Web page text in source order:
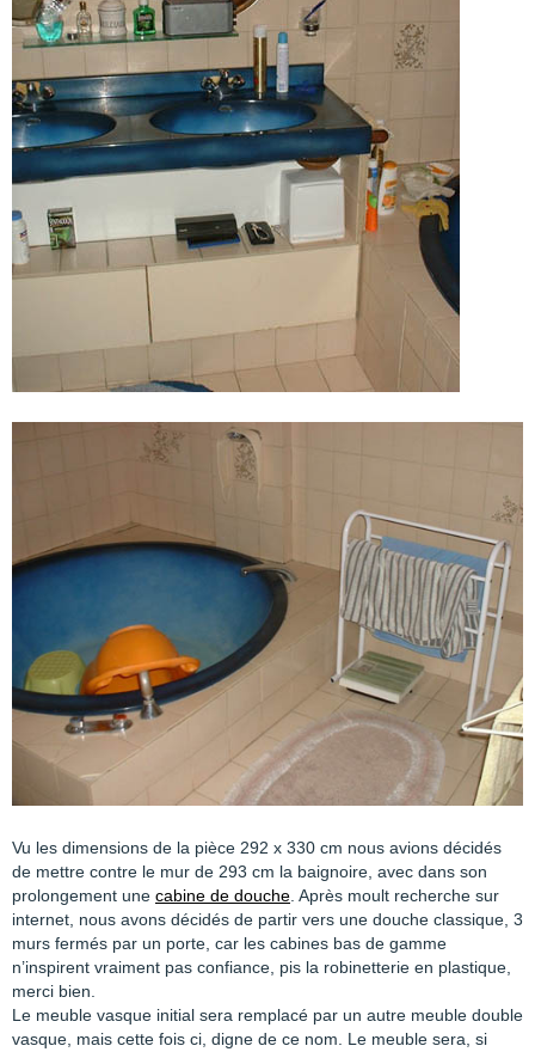
Vu les dimensions de la pièce 292 x 330 cm nous avions décidés
de mettre contre le mur de 293 cm la baignoire, avec dans son
prolongement une cabine de douche . Après moult recherche sur
internet, nous avons décidés de partir vers une douche classique, 3
murs fermés par un porte, car les cabines bas de gamme
n’inspirent vraiment pas confiance, pis la robinetterie en plastique,
merci bien.
Le meuble vasque initial sera remplacé par un autre meuble double
vasque, mais cette fois ci, digne de ce nom. Le meuble sera, si